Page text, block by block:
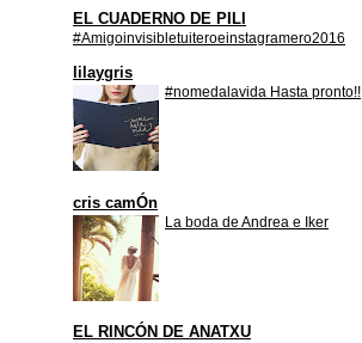
EL CUADERNO DE PILI
#Amigoinvisibletuiteroeinstagramero2016
lilaygris
#nomedalavida Hasta pronto!!
cris camÓn
La boda de Andrea e Iker
EL RINCÓN DE ANATXU